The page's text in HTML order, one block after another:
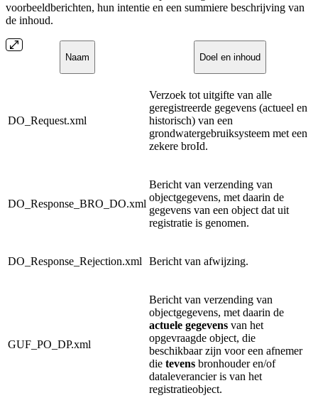
voorbeeldberichten, hun intentie en een summiere beschrijving van
de inhoud.
Naam Doel en inhoud
DO_Request.xml
Verzoek tot uitgifte van alle
geregistreerde gegevens (actueel en
historisch) van een
grondwatergebruiksysteem met een
zekere broId.
DO_Response_BRO_DO.xml
Bericht van verzending van
objectgegevens, met daarin de
gegevens van een object dat uit
registratie is genomen.
DO_Response_Rejection.xml Bericht van afwijzing.
GUF_PO_DP.xml
Bericht van verzending van
objectgegevens, met daarin de
actuele gegevens van het
opgevraagde object, die
beschikbaar zijn voor een afnemer
die tevens bronhouder en/of
dataleverancier is van het
registratieobject.